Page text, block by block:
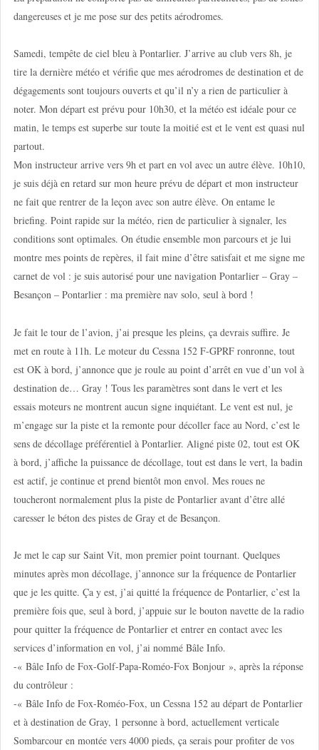
dangereuses et je me pose sur des petits aérodromes.
Samedi, tempête de ciel bleu à Pontarlier. J’arrive au club vers 8h, je
tire la dernière météo et vérifie que mes aérodromes de destination et de
dégagements sont toujours ouverts et qu’il n’y a rien de particulier à
noter. Mon départ est prévu pour 10h30, et la météo est idéale pour ce
matin, le temps est superbe sur toute la moitié est et le vent est quasi nul
partout.
Mon instructeur arrive vers 9h et part en vol avec un autre élève. 10h10,
je suis déjà en retard sur mon heure prévu de départ et mon instructeur
ne fait que rentrer de la leçon avec son autre élève. On entame le
briefing. Point rapide sur la météo, rien de particulier à signaler, les
conditions sont optimales. On étudie ensemble mon parcours et je lui
montre mes points de repères, il fait mine d’être satisfait et me signe me
carnet de vol : je suis autorisé pour une navigation Pontarlier – Gray –
Besançon – Pontarlier : ma première nav solo, seul à bord !
Je fait le tour de l’avion, j’ai presque les pleins, ça devrais suffire. Je
met en route à 11h. Le moteur du Cessna 152 F-GPRF ronronne, tout
est OK à bord, j’annonce que je roule au point d’arrêt en vue d’un vol à
destination de… Gray ! Tous les paramètres sont dans le vert et les
essais moteurs ne montrent aucun signe inquiétant. Le vent est nul, je
m’engage sur la piste et la remonte pour décoller face au Nord, c’est le
sens de décollage préférentiel à Pontarlier. Aligné piste 02, tout est OK
à bord, j’affiche la puissance de décollage, tout est dans le vert, la badin
est actif, je continue et prend bientôt mon envol. Mes roues ne
toucheront normalement plus la piste de Pontarlier avant d’être allé
caresser le béton des pistes de Gray et de Besançon.
Je met le cap sur Saint Vit, mon premier point tournant. Quelques
minutes après mon décollage, j’annonce sur la fréquence de Pontarlier
que je les quitte. Ça y est, j’ai quitté la fréquence de Pontarlier, c’est la
première fois que, seul à bord, j’appuie sur le bouton navette de la radio
pour quitter la fréquence de Pontarlier et entrer en contact avec les
services d’information en vol, j’ai nommé Bâle Info.
-« Bâle Info de Fox-Golf-Papa-Roméo-Fox Bonjour », après la réponse
du contrôleur :
-« Bâle Info de Fox-Roméo-Fox, un Cessna 152 au départ de Pontarlier
et à destination de Gray, 1 personne à bord, actuellement verticale
Sombarcour en montée vers 4000 pieds, ça serais pour profiter de vos